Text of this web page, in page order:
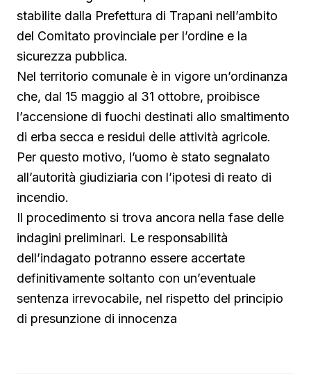
stabilite dalla Prefettura di Trapani nell’ambito
del Comitato provinciale per l’ordine e la
sicurezza pubblica.
Nel territorio comunale è in vigore un’ordinanza
che, dal 15 maggio al 31 ottobre, proibisce
l’accensione di fuochi destinati allo smaltimento
di erba secca e residui delle attività agricole.
Per questo motivo, l’uomo è stato segnalato
all’autorità giudiziaria con l’ipotesi di reato di
incendio.
Il procedimento si trova ancora nella fase delle
indagini preliminari. Le responsabilità
dell’indagato potranno essere accertate
definitivamente soltanto con un’eventuale
sentenza irrevocabile, nel rispetto del principio
di presunzione di innocenza